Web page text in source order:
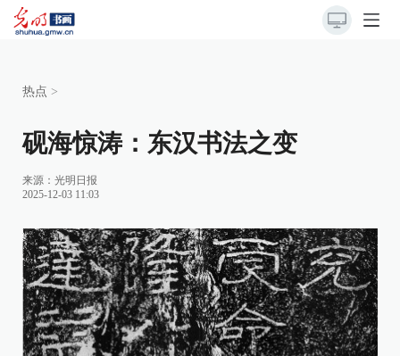
热点 >
砚海惊涛：东汉书法之变
来源： 光明日报
2025-12-03 11:03